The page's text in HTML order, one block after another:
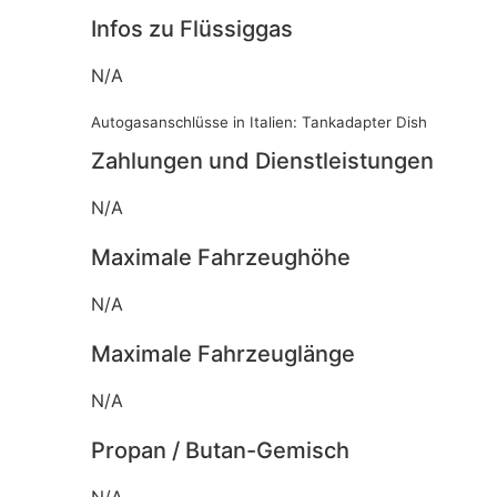
Infos zu Flüssiggas
N/A
Autogasanschlüsse in Italien: Tankadapter Dish
Zahlungen und Dienstleistungen
N/A
Maximale Fahrzeughöhe
N/A
Maximale Fahrzeuglänge
N/A
Propan / Butan-Gemisch